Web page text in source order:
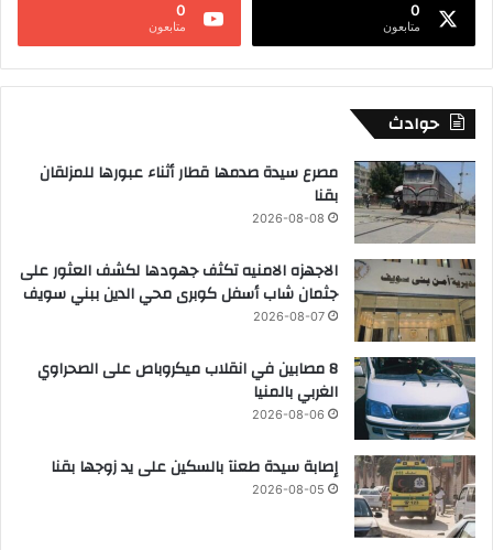
0
متابعون
0
متابعون
حوادث
مصرع سيدة صدمها قطار أثناء عبورها للمزلقان
بقنا
2026-08-08
الاجهزه الامنيه تكثف جهودها لكشف العثور على
جثمان شاب أسفل كوبرى محي الدين ببني سويف
2026-08-07
8 مصابين في انقلاب ميكروباص على الصحراوي
الغربي بالمنيا
2026-08-06
إصابة سيدة طعنآ بالسكين على يد زوجها بقنا
2026-08-05